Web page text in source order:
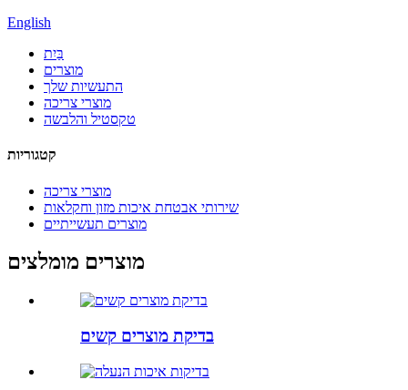
English
בַּיִת
מוצרים
התעשיות שלך
מוצרי צריכה
טקסטיל והלבשה
קטגוריות
מוצרי צריכה
שירותי אבטחת איכות מזון וחקלאות
מוצרים תעשייתיים
מוצרים מומלצים
בדיקת מוצרים קשים